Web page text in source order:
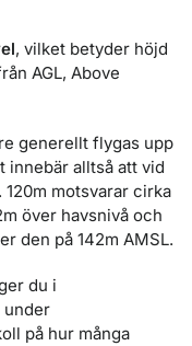
, vilket betyder höjd
AGL, Above
generellt flygas upp
innebär alltså att vid
120m motsvarar cirka
över havsnivå och
den på 142m AMSL.
du i
under
på hur många